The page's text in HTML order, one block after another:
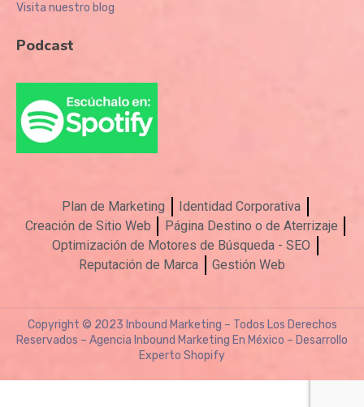
Visita nuestro blog
Podcast
Plan de Marketing
Identidad Corporativa
Creación de Sitio Web
Página Destino o de Aterrizaje
Optimización de Motores de Búsqueda - SEO
Reputación de Marca
Gestión Web
Copyright © 2023 Inbound Marketing – Todos Los Derechos
Reservados – Agencia Inbound Marketing En México – Desarrollo
Experto Shopify